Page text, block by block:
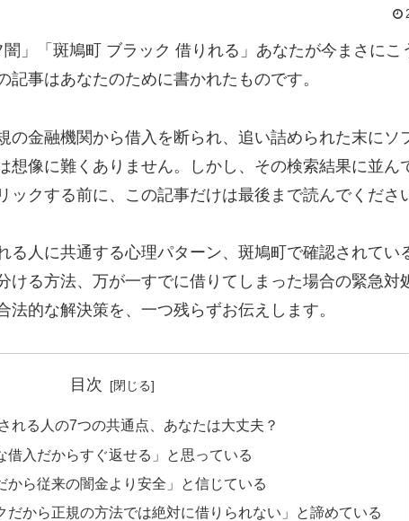
闇」「斑鳩町 ブラック 借りれる」あなたが今まさにこ
事はあなたのために書かれたものです。
の金融機関から借入を断られ、追い詰められた末にソ
想像に難くありません。しかし、その検索結果に並ん
ックする前に、この記事だけは最後まで読んでくださ
る人に共通する心理パターン、斑鳩町で確認されてい
ける方法、万が一すでに借りてしまった場合の緊急対
法的な解決策を、一つ残らずお伝えします。
目次
れる人の7つの共通点、あなたは大丈夫？
借入だからすぐ返せる」と思っている
から従来の闇金より安全」と信じている
だから正規の方法では絶対に借りられない」と諦めている